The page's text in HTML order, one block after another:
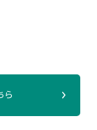
ら